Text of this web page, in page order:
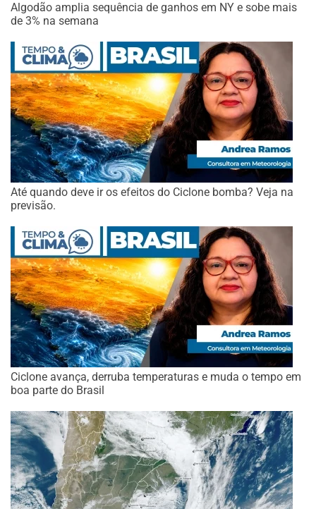
Algodão amplia sequência de ganhos em NY e sobe mais
de 3% na semana
Até quando deve ir os efeitos do Ciclone bomba? Veja na
previsão.
Ciclone avança, derruba temperaturas e muda o tempo em
boa parte do Brasil